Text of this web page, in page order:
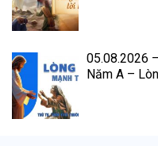
05.08.2026
Năm A –